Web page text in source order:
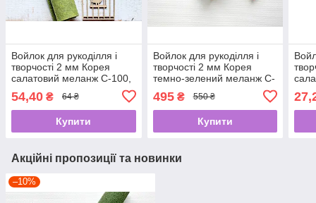
Войлок для рукоділля і
творчості 2 мм Корея
салатовий меланж C-100,
54,40 ₴ 64 ₴
Купити
Войлок для рукоділля і
творчості 2 мм Корея
темно-зелений меланж C-
495₴ 550 ₴
Купити
Акційні пропозиції та новинки
–10%